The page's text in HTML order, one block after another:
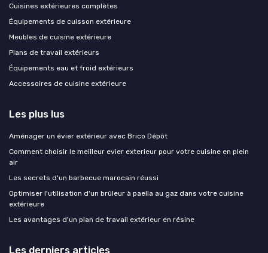
Cuisines extérieures complètes
Équipements de cuisson extérieure
Meubles de cuisine extérieure
Plans de travail extérieurs
Équipements eau et froid extérieurs
Accessoires de cuisine extérieure
Les plus lus
Aménager un évier extérieur avec Brico Dépôt
Comment choisir le meilleur evier exterieur pour votre cuisine en plein
air
Les secrets d'un barbecue marocain réussi
Optimiser l'utilisation d'un brûleur à paella au gaz dans votre cuisine
extérieure
Les avantages d'un plan de travail extérieur en résine
Les derniers articles